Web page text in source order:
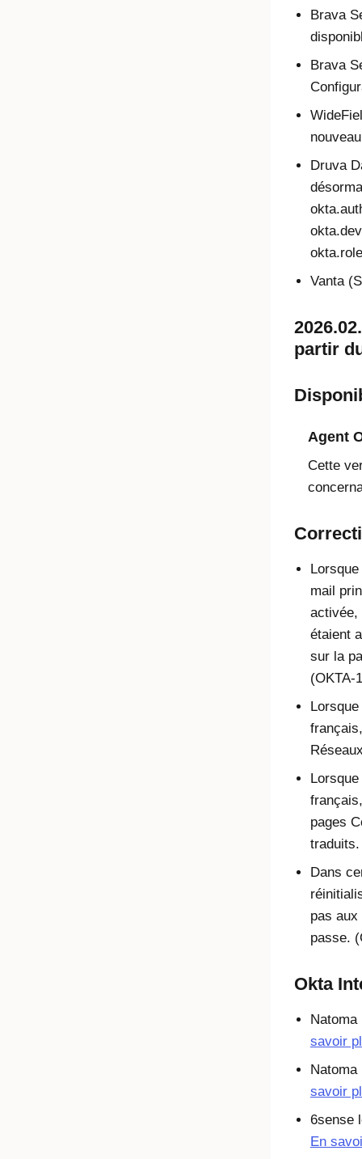
Brava
Brava
Druva
Vanta
partir
Agent
Cette
mail
activée,
étaient
sur la
(OKTA-
pages
traduits.
Dans
pas
passe.
Okta
savoir
savoir
6sense
En